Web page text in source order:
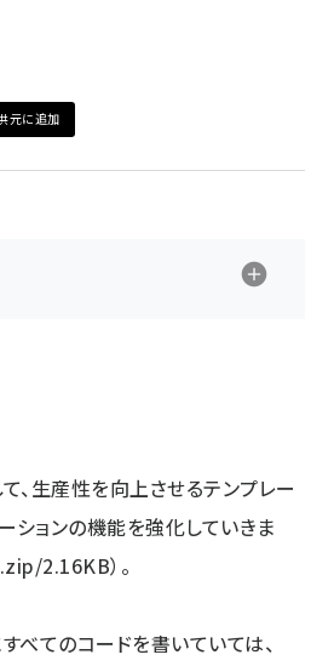
元に追加
、生産性を向上させるテンプレー
ションの機能を強化していきま
2.16KB）。
べてのコードを書いていては、